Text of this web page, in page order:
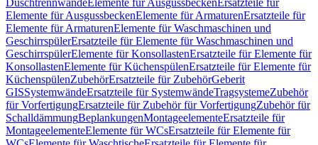
DuschtrennwändeElemente für AusgussbeckenErsatzteile für
Elemente für AusgussbeckenElemente für ArmaturenErsatzteile für
Elemente für ArmaturenElemente für Waschmaschinen und
GeschirrspülerErsatzteile für Elemente für Waschmaschinen und
GeschirrspülerElemente für KonsollastenErsatzteile für Elemente für
KonsollastenElemente für KüchenspülenErsatzteile für Elemente für
KüchenspülenZubehörErsatzteile für ZubehörGeberit
GISSystemwändeErsatzteile für SystemwändeTragsystemeZubehör
für VorfertigungErsatzteile für Zubehör für VorfertigungZubehör für
SchalldämmungBeplankungenMontageelementeErsatzteile für
MontageelementeElemente für WCsErsatzteile für Elemente für